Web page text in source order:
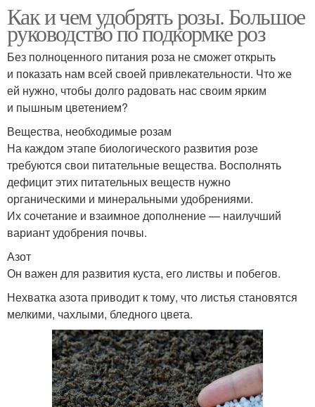
Как и чем удобрять розы. Большое
руководство по подкормке роз
Без полноценного питания роза не сможет открыть
и показать нам всей своей привлекательности. Что же
ей нужно, чтобы долго радовать нас своим ярким
и пышным цветением?
Вещества, необходимые розам
На каждом этапе биологического развития розе
требуются свои питательные вещества. Восполнять
дефицит этих питательных веществ нужно
органическими и минеральными удобрениями.
Их сочетание и взаимное дополнение — наилучший
вариант удобрения почвы.
Азот
Он важен для развития куста, его листвы и побегов.
Нехватка азота приводит к тому, что листья становятся
мелкими, чахлыми, бледного цвета.